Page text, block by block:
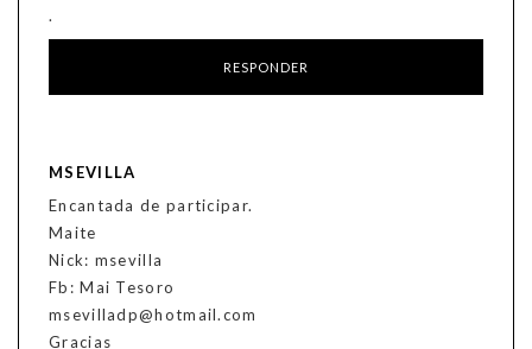
.
RESPONDER
MSEVILLA
Encantada de participar.
Maite
Nick: msevilla
Fb: Mai Tesoro
msevilladp@hotmail.com
Gracias